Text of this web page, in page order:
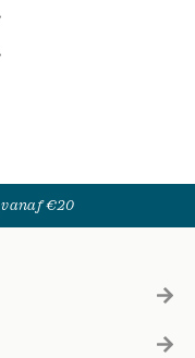
vanaf €20